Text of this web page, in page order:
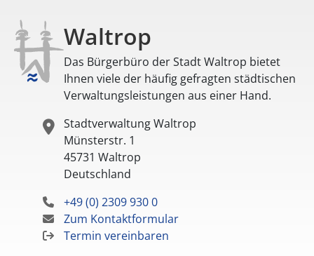
Waltrop
Das Bürgerbüro der Stadt Waltrop bietet
Ihnen viele der häufig gefragten städtischen
Verwaltungsleistungen aus einer Hand.
Stadtverwaltung Waltrop
Münsterstr. 1
45731 Waltrop
Deutschland
+49 (0) 2309 930 0
Zum Kontaktformular
Termin vereinbaren